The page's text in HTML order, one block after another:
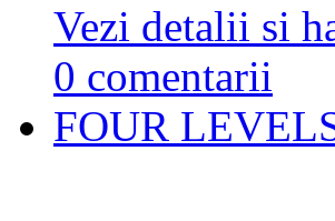
Vezi detalii si
0 comentarii
FOUR